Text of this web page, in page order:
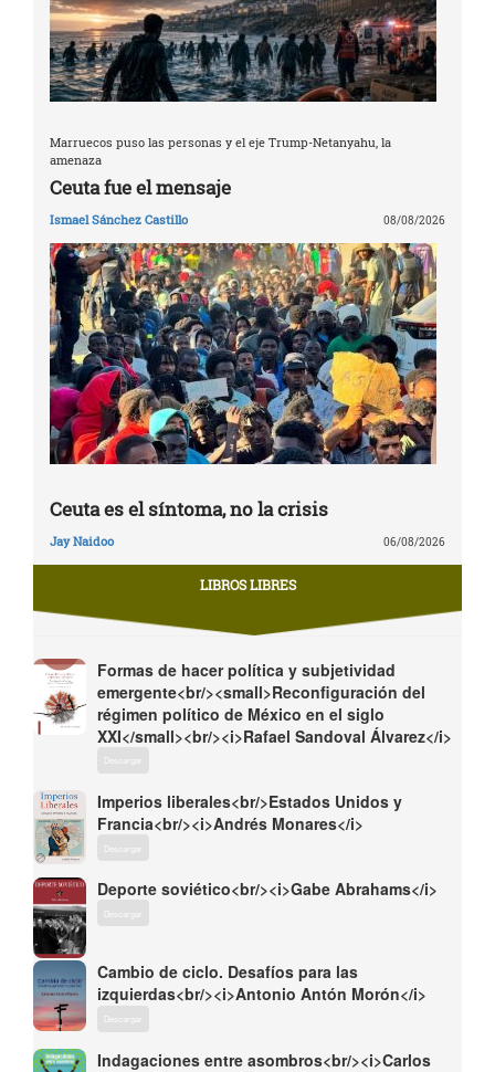
Marruecos puso las personas y el eje Trump-Netanyahu, la
amenaza
Ceuta fue el mensaje
Ismael Sánchez Castillo 08/08/2026
Ceuta es el síntoma, no la crisis
Jay Naidoo 06/08/2026
LIBROS LIBRES
Formas de hacer política y subjetividad
emergente<br/><small>Reconfiguración del
régimen político de México en el siglo
XXI</small><br/><i>Rafael Sandoval Álvarez</i>
Descargar
Imperios liberales<br/>Estados Unidos y
Francia<br/><i>Andrés Monares</i>
Descargar
Deporte soviético<br/><i>Gabe Abrahams</i>
Descargar
Cambio de ciclo. Desafíos para las
izquierdas<br/><i>Antonio Antón Morón</i>
Descargar
Indagaciones entre asombros<br/><i>Carlos